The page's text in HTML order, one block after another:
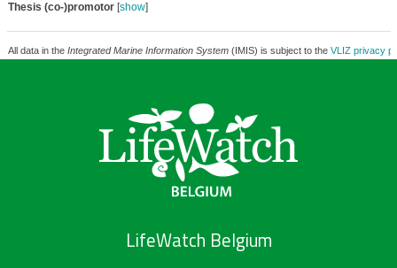
Thesis (co-)promotor[show]
All data in the Integrated Marine Information System(IMIS) is subject to the VLIZ privacy
LifeWatch Belgium